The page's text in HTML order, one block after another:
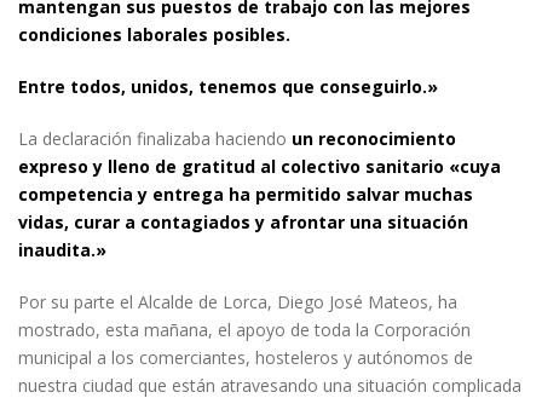
mantengan sus puestos de trabajo con las mejores
condiciones laborales posibles.
Entre todos, unidos, tenemos que conseguirlo.»
La declaración finalizaba haciendo un reconocimiento
expreso y lleno de gratitud al colectivo sanitario «cuya
competencia y entrega ha permitido salvar muchas
vidas, curar a contagiados y afrontar una situación
inaudita.»
Por su parte el Alcalde de Lorca, Diego José Mateos, ha
mostrado, esta mañana, el apoyo de toda la Corporación
municipal a los comerciantes, hosteleros y autónomos de
nuestra ciudad que están atravesando una situación complicada